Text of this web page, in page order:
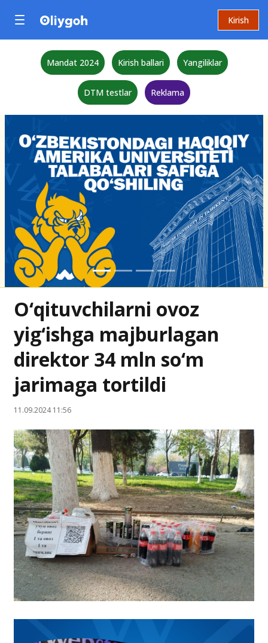
Kirish
Mandat 2024 Kirish ballari Yangiliklar
DTM testlar Reklama
O‘qituvchilarni ovoz
yig‘ishga majburlagan
direktor 34 mln so‘m
jarimaga tortildi
11.09.2024 11:56